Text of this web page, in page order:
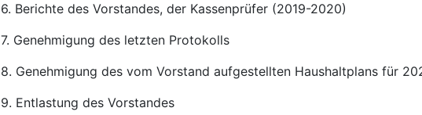
6. Berichte des Vorstandes, der Kassenprüfer (2019-2020)
7. Genehmigung des letzten Protokolls
8. Genehmigung des vom Vorstand aufgestellten Haushaltplans für
9. Entlastung des Vorstandes